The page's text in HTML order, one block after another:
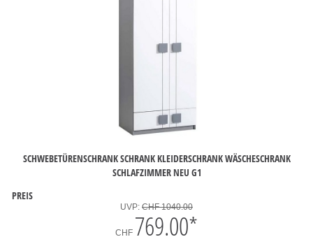
SCHWEBETÜRENSCHRANK SCHRANK KLEIDERSCHRANK WÄSCHESCHRANK
SCHLAFZIMMER NEU G1
PREIS
UVP: CHF 1040.00
CHF 769.00*